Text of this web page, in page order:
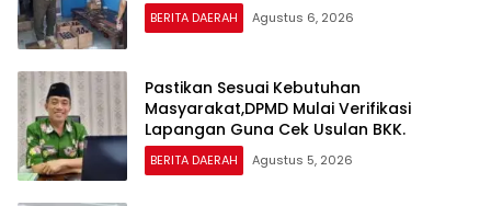
BERITA DAERAH Agustus 6, 2026
Pastikan Sesuai Kebutuhan
Masyarakat,DPMD Mulai Verifikasi
Lapangan Guna Cek Usulan BKK.
BERITA DAERAH Agustus 5, 2026